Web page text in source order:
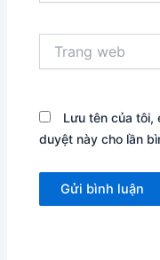
web
Lưu tên của tôi,
duyệt này cho lần